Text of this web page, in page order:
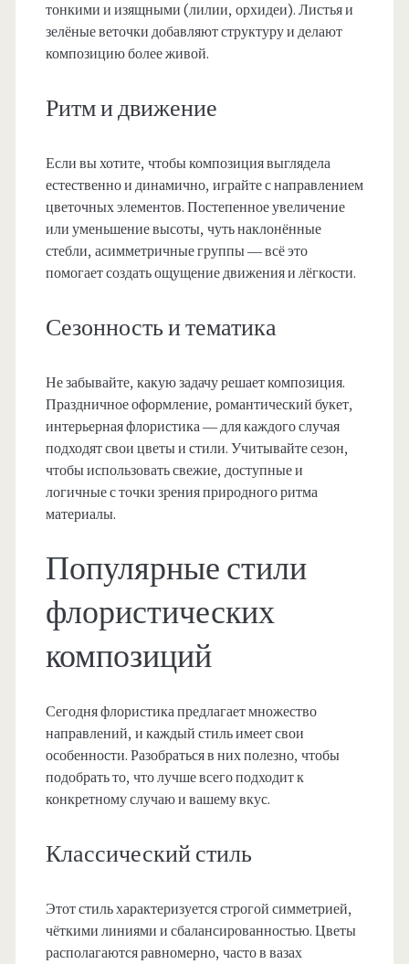
тонкими и изящными (лилии, орхидеи). Листья и
зелёные веточки добавляют структуру и делают
композицию более живой.
Ритм и движение
Если вы хотите, чтобы композиция выглядела
естественно и динамично, играйте с направлением
цветочных элементов. Постепенное увеличение
или уменьшение высоты, чуть наклонённые
стебли, асимметричные группы — всё это
помогает создать ощущение движения и лёгкости.
Сезонность и тематика
Не забывайте, какую задачу решает композиция.
Праздничное оформление, романтический букет,
интерьерная флористика — для каждого случая
подходят свои цветы и стили. Учитывайте сезон,
чтобы использовать свежие, доступные и
логичные с точки зрения природного ритма
материалы.
Популярные стили
флористических
композиций
Сегодня флористика предлагает множество
направлений, и каждый стиль имеет свои
особенности. Разобраться в них полезно, чтобы
подобрать то, что лучше всего подходит к
конкретному случаю и вашему вкус.
Классический стиль
Этот стиль характеризуется строгой симметрией,
чёткими линиями и сбалансированностью. Цветы
располагаются равномерно, часто в вазах